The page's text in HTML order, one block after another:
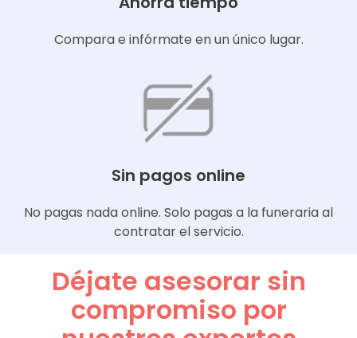
Compara e infórmate en un único lugar.
Sin pagos online
No pagas nada online. Solo pagas a la funeraria al
contratar el servicio.
Déjate asesorar sin
compromiso por